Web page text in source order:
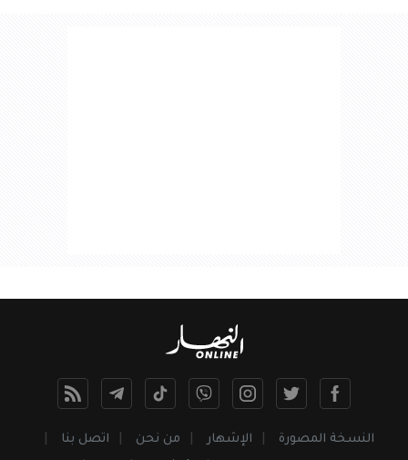
النسخة المصورة الإشهار من نحن
اتصل بنا